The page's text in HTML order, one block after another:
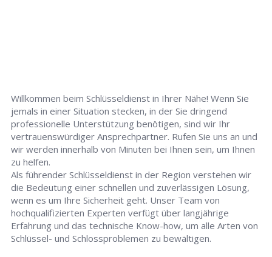
Willkommen beim Schlüsseldienst in Ihrer Nähe! Wenn Sie
jemals in einer Situation stecken, in der Sie dringend
professionelle Unterstützung benötigen, sind wir Ihr
vertrauenswürdiger Ansprechpartner. Rufen Sie uns an und
wir werden innerhalb von Minuten bei Ihnen sein, um Ihnen
zu helfen.
Als führender Schlüsseldienst in der Region verstehen wir
die Bedeutung einer schnellen und zuverlässigen Lösung,
wenn es um Ihre Sicherheit geht. Unser Team von
hochqualifizierten Experten verfügt über langjährige
Erfahrung und das technische Know-how, um alle Arten von
Schlüssel- und Schlossproblemen zu bewältigen.